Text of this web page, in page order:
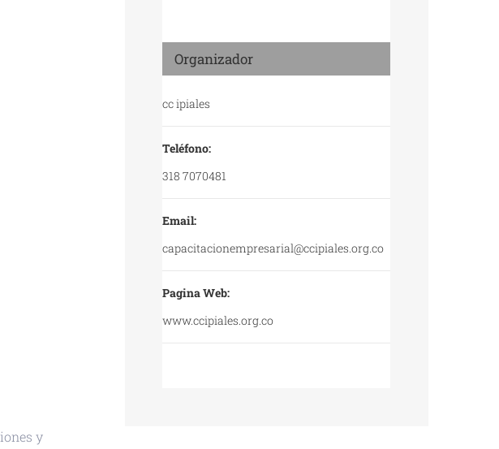
y
Organizador
cc ipiales
Teléfono:
318 7070481
Email:
capacitacionempresarial@ccipiales.org.co
Pagina Web:
www.ccipiales.org.co